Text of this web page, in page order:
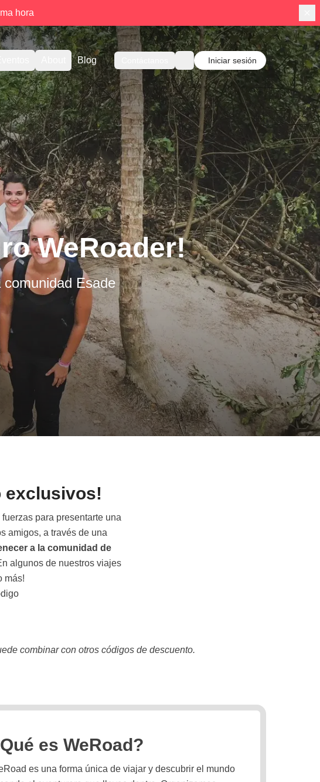
hora
Blog Iniciar sesión
WeRoader!
Esade
exclusivos!
fuerzas para presentarte una
amigos, a través de una
a la comunidad de
algunos de nuestros viajes
más!
combinar con otros códigos de descuento.
es WeRoad?
es una forma única de viajar y descubrir el mundo